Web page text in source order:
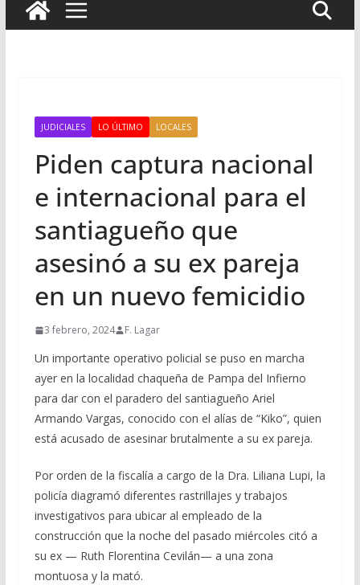
JUDICIALES LO ÚLTIMO LOCALES
Piden captura nacional
e internacional para el
santiagueño que
asesinó a su ex pareja
en un nuevo femicidio
3 febrero, 2024 F. Lagar
Un importante operativo policial se puso en marcha
ayer en la localidad chaqueña de Pampa del Infierno
para dar con el paradero del santiagueño Ariel
Armando Vargas, conocido con el alías de “Kiko”, quien
está acusado de asesinar brutalmente a su ex pareja.
Por orden de la fiscalía a cargo de la Dra. Liliana Lupi, la
policía diagramó diferentes rastrillajes y trabajos
investigativos para ubicar al empleado de la
construcción que la noche del pasado miércoles citó a
su ex — Ruth Florentina Cevilán— a una zona
montuosa y la mató.